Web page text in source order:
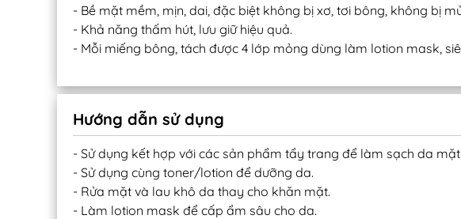
- Bề mặt mềm, mịn, dai, đặc biệt không bị xơ, tơi bông, không bị
- Khả năng thấm hút, lưu giữ hiệu quả.
- Mỗi miếng bông, tách được 4 lớp mỏng dùng làm lotion mask,
Hướng dẫn sử dụng
- Sử dụng kết hợp với các sản phẩm tẩy trang để làm sạch da mặt.
- Sử dụng cùng toner/lotion để dưỡng da.
- Rửa mặt và lau khô da thay cho khăn mặt.
- Làm lotion mask để cấp ẩm sâu cho da.